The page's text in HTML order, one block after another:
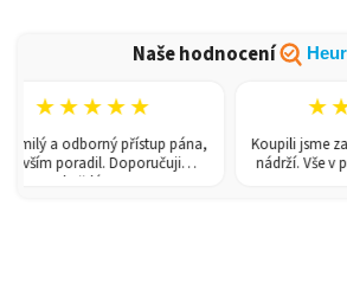
Naše hodnocení
★★★★★
a odborný přístup pána,
poradil. Doporučuji
každému!
Koupili jsme
nádrží. Vše v